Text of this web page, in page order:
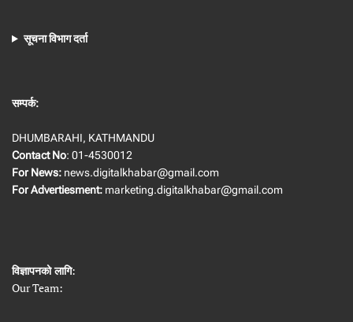
सूचना विभाग दर्ता
सम्पर्क:
DHUMBARAHI, KATHMANDU
Contact No: 01-4530012
For News: news.digitalkhabar@gmail.com
For Advertiesment: marketing.digitalkhabar@gmail.com
विज्ञापनको लागि:
Our Team: